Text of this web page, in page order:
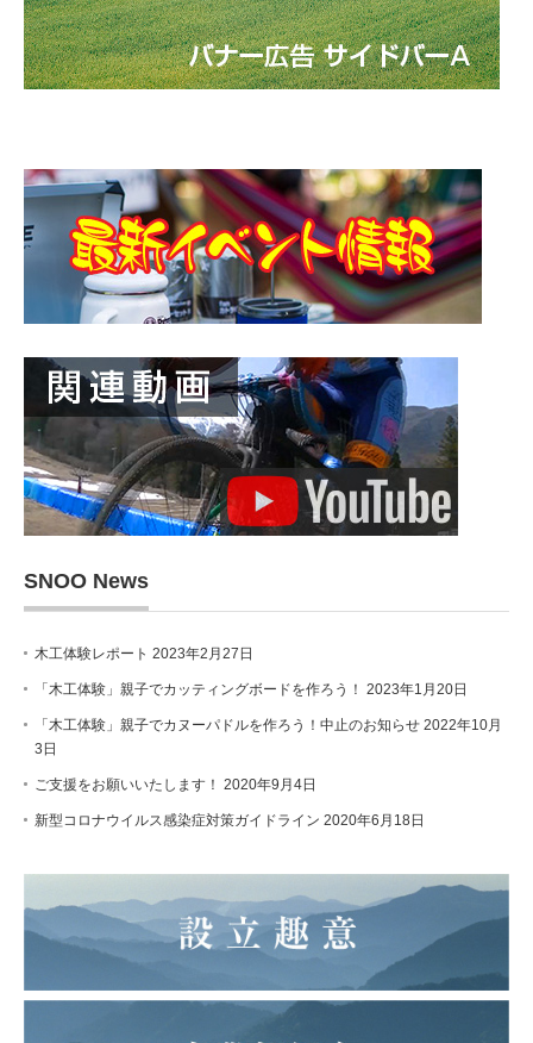
SNOO News
木工体験レポート 2023年2月27日
「木工体験」親子でカッティングボードを作ろう！ 2023年1月20日
「木工体験」親子でカヌーパドルを作ろう！中止のお知らせ 2022年10月
3日
ご支援をお願いいたします！ 2020年9月4日
新型コロナウイルス感染症対策ガイドライン 2020年6月18日